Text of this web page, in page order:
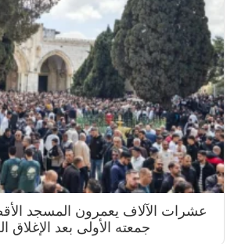
عشرات الآلاف يعمرون المسجد
جمعته الأولى بعد الإغلاق